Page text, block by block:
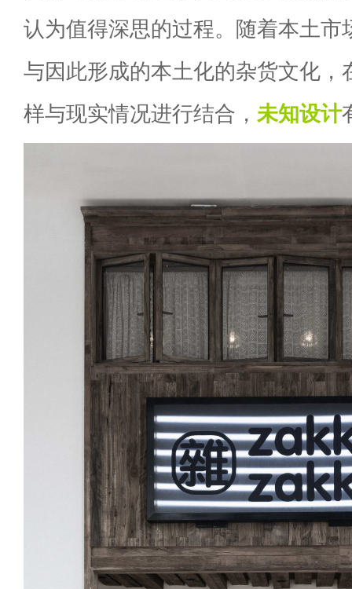
认为值得深思的过程。随着本土市
与因此形成的本土化的杂货文化，
样与现实情况进行结合， 未知设计